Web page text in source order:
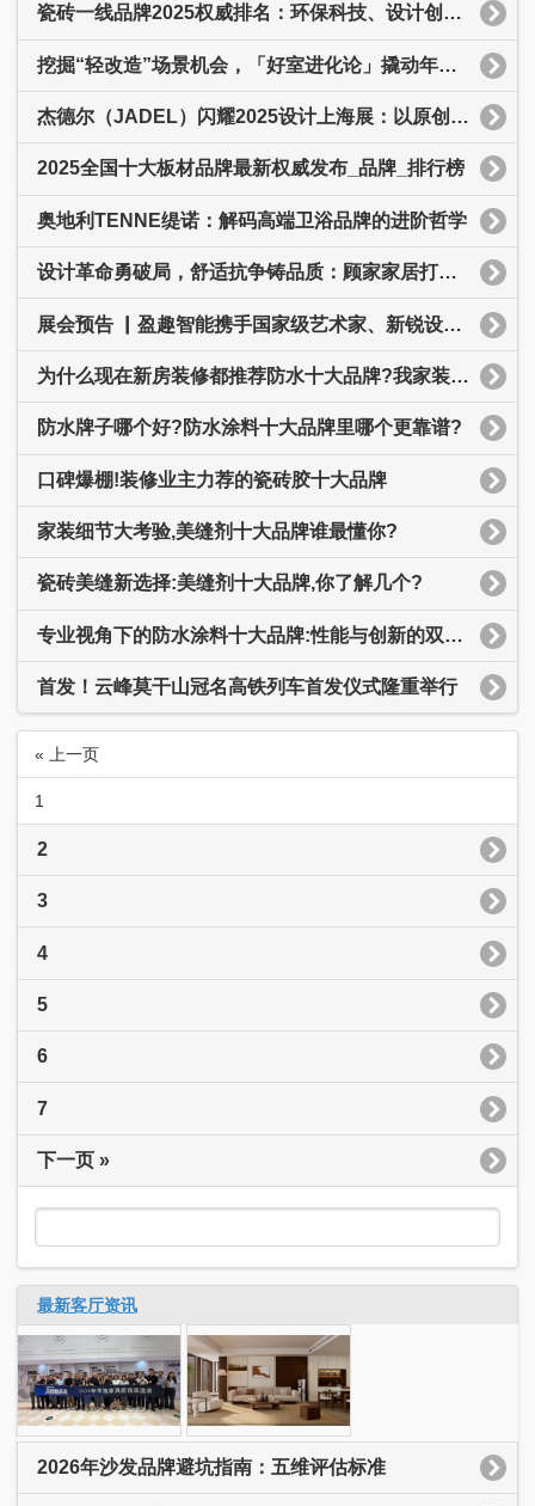
瓷砖一线品牌2025权威排名：环保科技、设计创新与全周期服务解析
挖掘“轻改造”场景机会，「好室进化论」撬动年轻人家电消费新主张
杰德尔（JADEL）闪耀2025设计上海展：以原创重塑奢石价值
2025全国十大板材品牌最新权威发布_品牌_排行榜
奥地利TENNE缇诺：解码高端卫浴品牌的进阶哲学
设计革命勇破局，舒适抗争铸品质：顾家家居打造品质丰碑
展会预告 ▏盈趣智能携手国家级艺术家、新锐设计师...亮相2024广州设计周
​为什么现在新房装修都推荐防水十大品牌?我家装修该怎么选?
防水牌子哪个好?防水涂料十大品牌里哪个更靠谱?
口碑爆棚!装修业主力荐的瓷砖胶十大品牌
家装细节大考验,美缝剂十大品牌谁最懂你?
瓷砖美缝新选择:美缝剂十大品牌,你了解几个?
专业视角下的防水涂料十大品牌:性能与创新的双重考验
首发！云峰莫干山冠名高铁列车首发仪式隆重举行
« 上一页
1
2
3
4
5
6
7
下一页 »
最新客厅资讯
2026年沙发品牌避坑指南：五维评估标准